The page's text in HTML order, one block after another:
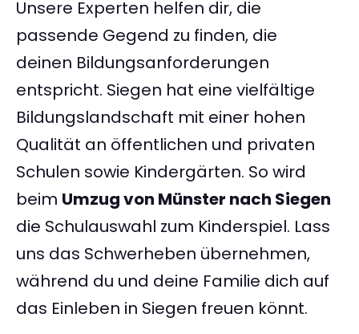
Unsere Experten helfen dir, die
passende Gegend zu finden, die
deinen Bildungsanforderungen
entspricht. Siegen hat eine vielfältige
Bildungslandschaft mit einer hohen
Qualität an öffentlichen und privaten
Schulen sowie Kindergärten. So wird
beim Umzug von Münster nach Siegen
die Schulauswahl zum Kinderspiel. Lass
uns das Schwerheben übernehmen,
während du und deine Familie dich auf
das Einleben in Siegen freuen könnt.